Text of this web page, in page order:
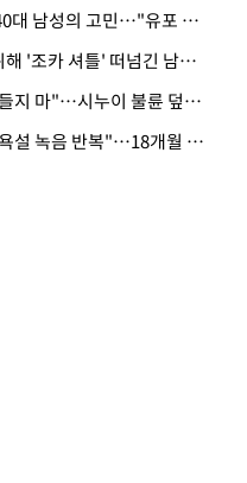
· 직장 불륜 발각된 40대 남성의 고민…"유포 동료 명예훼손·협박죄 고소 가능할까"
· 재취업한 시누이 위해 '조카 셔틀' 떠넘긴 남편…아내 "난 못한다"
· "남의 가정사 끼어들지 마"…시누이 불륜 덮으려는 남편에 억울한 아내
· "현관문 걷어차고 욕설 녹음 반복"…18개월 아기 키우는 집 뒤흔든 '앞집의 비극'